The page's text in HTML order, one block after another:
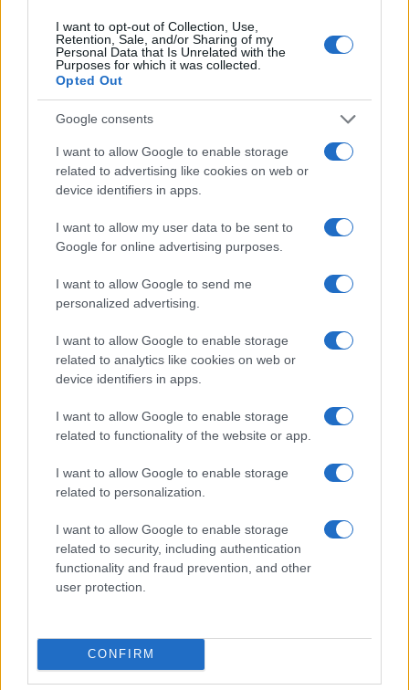
I want to opt-out of Collection, Use,
Retention, Sale, and/or Sharing of my
Personal Data that Is Unrelated with the
Purposes for which it was collected.
Opted Out
Google consents
I want to allow Google to enable storage
related to advertising like cookies on web or
device identifiers in apps.
I want to allow my user data to be sent to
Google for online advertising purposes.
I want to allow Google to send me
personalized advertising.
I want to allow Google to enable storage
related to analytics like cookies on web or
device identifiers in apps.
I want to allow Google to enable storage
related to functionality of the website or app.
I want to allow Google to enable storage
related to personalization.
I want to allow Google to enable storage
related to security, including authentication
functionality and fraud prevention, and other
user protection.
CONFIRM
Inviaci le tue segnalazioni,
i tuoi video e le tue foto
Su WhatsApp al numero +39
Ricevi le nostre ultime news
daGoogle News
Condividi l'articolo
F
a
ce
b
o
o
k
T
w
it
te
r
Pi
n
te
re
st
W
h
at
s
A
p
p
S
a
re
Articolo precedente
Prossimo articolo
Le previsioni meteo per il weekend a Olbia e in
Gallura
Michelle Hunziker in Gallura, bella anche dal
vivo: un amico vip svela come fa